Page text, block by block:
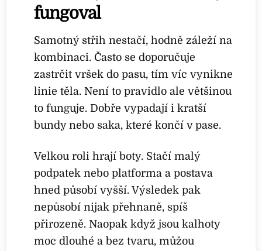
fungoval
Samotný střih nestačí, hodně záleží na
kombinaci. Často se doporučuje
zastrčit vršek do pasu, tím víc vynikne
linie těla. Není to pravidlo ale většinou
to funguje. Dobře vypadají i kratší
bundy nebo saka, které končí v pase.
Velkou roli hrají boty. Stačí malý
podpatek nebo platforma a postava
hned působí vyšší. Výsledek pak
nepůsobí nijak přehnaně, spíš
přirozeně. Naopak když jsou kalhoty
moc dlouhé a bez tvaru, můžou